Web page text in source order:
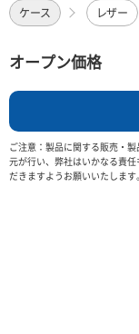
ケース レザー
オープン価格
ご注意：製品に関する販売・
元が行い、弊社はいかなる責
だきますようお願いいたします